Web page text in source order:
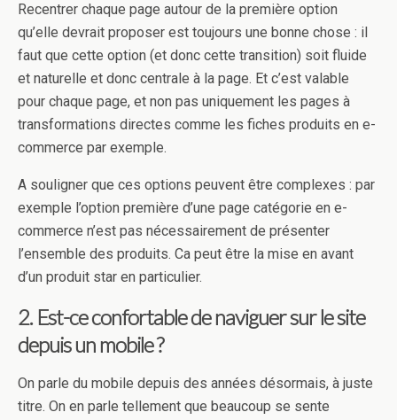
Recentrer chaque page autour de la première option
qu’elle devrait proposer est toujours une bonne chose : il
faut que cette option (et donc cette transition) soit fluide
et naturelle et donc centrale à la page. Et c’est valable
pour chaque page, et non pas uniquement les pages à
transformations directes comme les fiches produits en e-
commerce par exemple.
A souligner que ces options peuvent être complexes : par
exemple l’option première d’une page catégorie en e-
commerce n’est pas nécessairement de présenter
l’ensemble des produits. Ca peut être la mise en avant
d’un produit star en particulier.
2. Est-ce confortable de naviguer sur le site
depuis un mobile ?
On parle du mobile depuis des années désormais, à juste
titre. On en parle tellement que beaucoup se sente